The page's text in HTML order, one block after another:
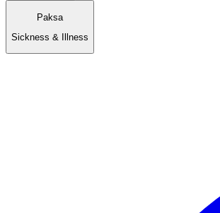
Paksa
Sickness & Illness